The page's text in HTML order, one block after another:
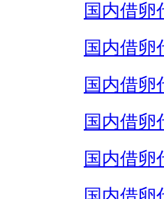
国内借卵
国内借卵
国内借卵
国内借卵
国内借卵